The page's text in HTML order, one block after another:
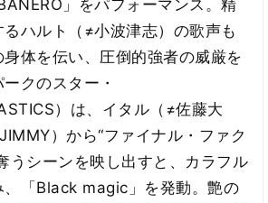
」をパフォーマンス。精
ハルト（≠小波津志）の歌声も
体を伝い、圧倒的強者の威厳を
クのスター・
）は、イタル（≠佐藤大
）から“ファイナル・ファク
うシーンを映し出すと、カラフル
、「Black magic」を発動。艶の